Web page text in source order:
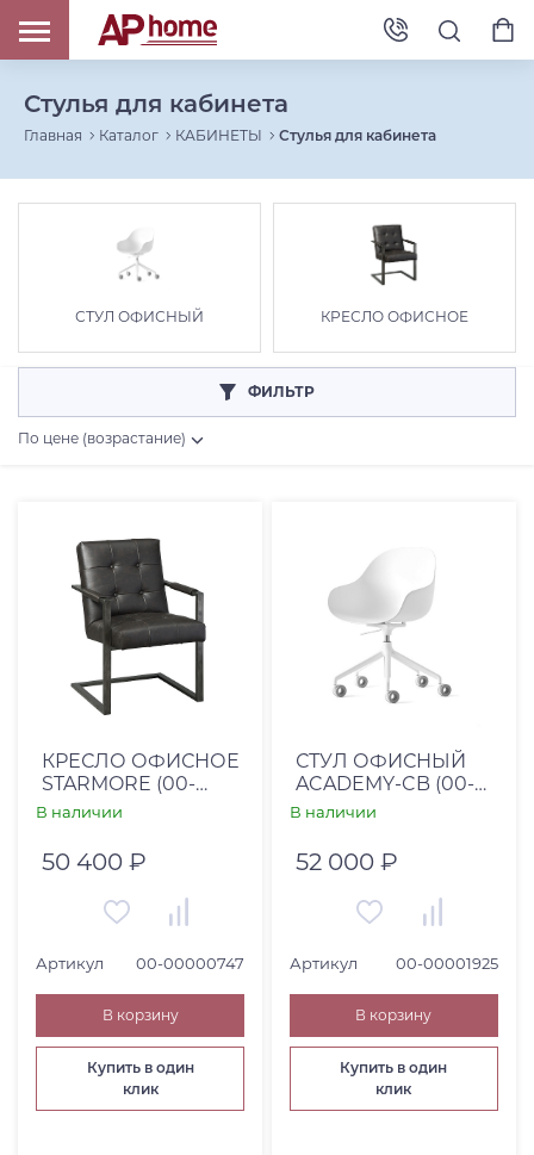
Стулья для кабинета
Главная Каталог КАБИНЕТЫ Стулья для кабинета
СТУЛ ОФИСНЫЙ КРЕСЛО ОФИСНОЕ
ФИЛЬТР
По цене (возрастание)
Страна
Вьетнам (1)
Италия (2)
От До
Глубина, см
От До
КРЕСЛО ОФИСНОЕ
STARMORE (00-
00000747)
В наличии
50 400 ₽
Артикул 00-00000747
В корзину
Купить в один
клик
СТУЛ ОФИСНЫЙ
ACADEMY-CB (00-
00001925)
В наличии
52 000 ₽
Артикул 00-00001925
В корзину
Купить в один
клик